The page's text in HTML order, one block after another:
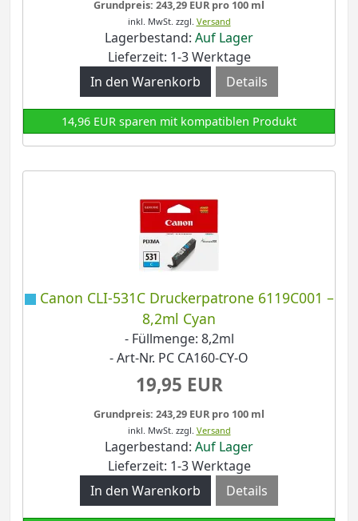
Grundpreis: 243,29 EUR pro 100 ml
inkl. MwSt. zzgl. Versand
Lagerbestand: Auf Lager
Lieferzeit: 1-3 Werktage
Details
14,96 EUR sparen mit kompatiblen Produkt
Canon CLI-531C Druckerpatrone 6119C001 –
8,2ml Cyan
- Füllmenge: 8,2ml
- Art-Nr. PC CA160-CY-O
19,95 EUR
Grundpreis: 243,29 EUR pro 100 ml
inkl. MwSt. zzgl. Versand
Lagerbestand: Auf Lager
Lieferzeit: 1-3 Werktage
Details